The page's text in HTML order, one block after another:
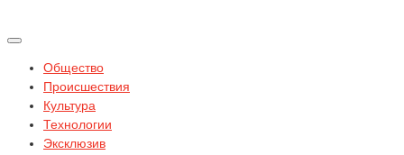
Общество
Происшествия
Культура
Технологии
Эксклюзив